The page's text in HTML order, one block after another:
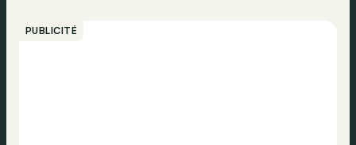
PUBLICITÉ